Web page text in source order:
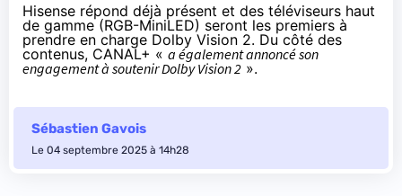
Hisense répond déjà présent et des téléviseurs haut
de gamme (RGB-MiniLED) seront les premiers à
prendre en charge Dolby Vision 2. Du côté des
contenus, CANAL+ « a également annoncé son
engagement à soutenir Dolby Vision 2 ».
Sébastien Gavois
Le 04 septembre 2025 à 14h28